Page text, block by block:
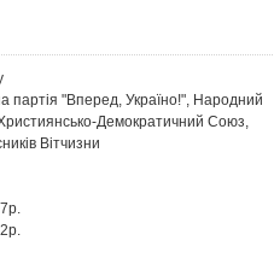
"Вперед, Україно!", Народний
Християнсько-Демократичний Союз,
Вітчизни